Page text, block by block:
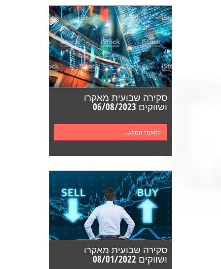
סקירה שבועית מאקרו
ושווקים 06/08/2023
למאמר המלא...
סקירה שבועית מאקרו
ושווקים 08/01/2022